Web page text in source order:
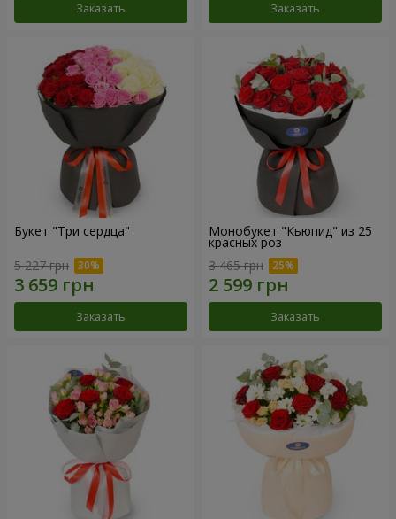
Заказать Заказать
Букет "Три сердца"
5 227 грн
Заказать
Монобукет "Кьюпид" из 25
красных роз
3 465 грн
Заказать